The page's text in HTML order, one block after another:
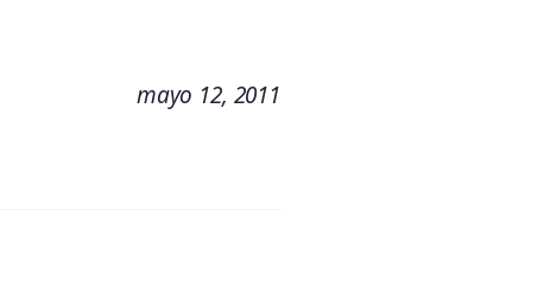
mayo 12, 2011